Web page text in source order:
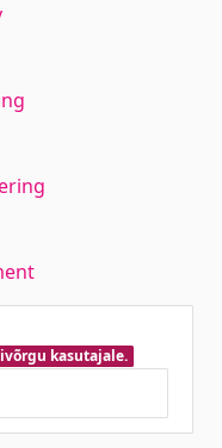
kasutajale.